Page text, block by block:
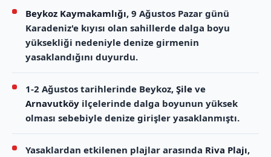
Beykoz Kaymakamlığı, 9 Ağustos Pazar günü
Karadeniz'e kıyısı olan sahillerde dalga boyu
yüksekliği nedeniyle denize girmenin
yasaklandığını duyurdu.
1-2 Ağustos tarihlerinde Beykoz, Şile ve
Arnavutköy ilçelerinde dalga boyunun yüksek
olması sebebiyle denize girişler yasaklanmıştı.
Yasaklardan etkilenen plajlar arasında Riva Plajı,